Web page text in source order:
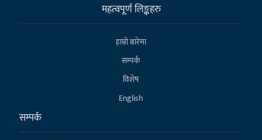
महत्वपूर्ण लिङ्कहरु
हाम्राे बारेमा
सम्पर्क
विशेष
English
सम्पर्क